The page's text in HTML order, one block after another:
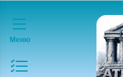
Меню